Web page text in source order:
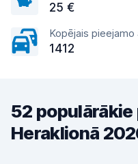
25 €
Kopējais
1412
52
Heraklionā